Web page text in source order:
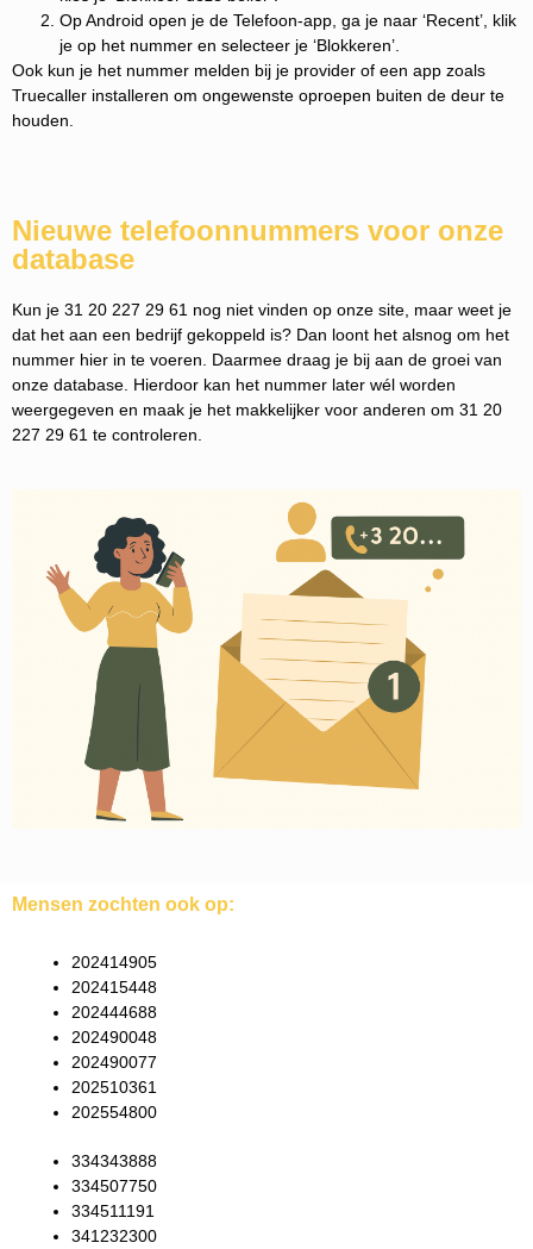
Op Android open je de Telefoon-app, ga je naar ‘Recent’, klik
je op het nummer en selecteer je ‘Blokkeren’.
Ook kun je het nummer melden bij je provider of een app zoals
Truecaller installeren om ongewenste oproepen buiten de deur te
houden.
Nieuwe telefoonnummers voor onze
database
Kun je 31 20 227 29 61 nog niet vinden op onze site, maar weet je
dat het aan een bedrijf gekoppeld is? Dan loont het alsnog om het
nummer hier in te voeren. Daarmee draag je bij aan de groei van
onze database. Hierdoor kan het nummer later wél worden
weergegeven en maak je het makkelijker voor anderen om 31 20
227 29 61 te controleren.
Mensen zochten ook op:
202414905
202415448
202444688
202490048
202490077
202510361
202554800
334343888
334507750
334511191
341232300